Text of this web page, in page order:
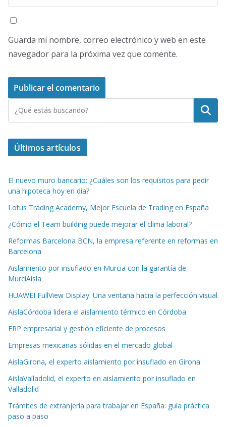
Guarda mi nombre, correo electrónico y web en este
navegador para la próxima vez que comente.
Buscar
Últimos artículos
El nuevo muro bancario: ¿Cuáles son los requisitos para pedir
una hipoteca hoy en día?
Lotus Trading Academy, Mejor Escuela de Trading en España
¿Cómo el Team building puede mejorar el clima laboral?
Reformas Barcelona BCN, la empresa referente en reformas en
Barcelona
Aislamiento por insuflado en Murcia con la garantía de
MurciAisla
HUAWEI FullView Display: Una ventana hacia la perfección visual
AislaCórdoba lidera el aislamiento térmico en Córdoba
ERP empresarial y gestión eficiente de procesos
Empresas mexicanas sólidas en el mercado global
AislaGirona, el experto aislamiento por insuflado en Girona
AislaValladolid, el experto en aislamiento por insuflado en
Valladolid
Trámites de extranjería para trabajar en España: guía práctica
paso a paso